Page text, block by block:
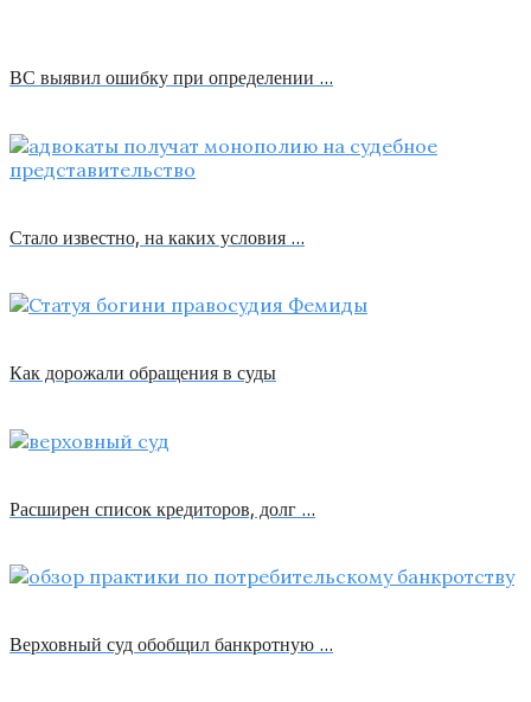
ВС выявил ошибку при определении …
Стало известно, на каких условия …
Как дорожали обращения в суды
Расширен список кредиторов, долг …
Верховный суд обобщил банкротную …